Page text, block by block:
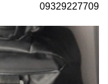
09329227709